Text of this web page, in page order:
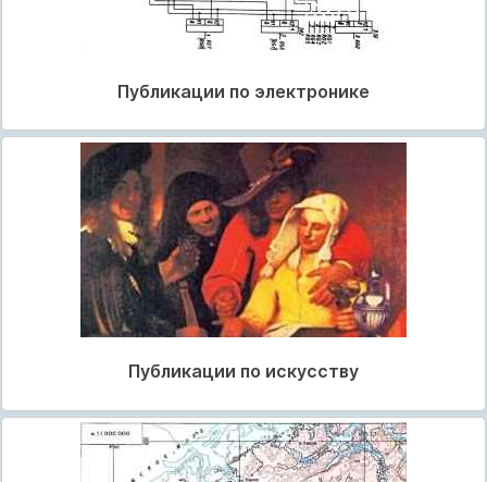
Публикации по электронике
Публикации по искусству